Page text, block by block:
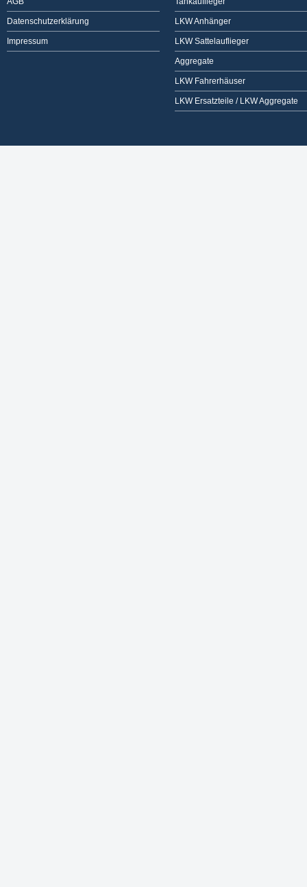
Datenschutzerklärung
Impressum
LKW Anhänger
LKW Sattelauflieger
Aggregate
LKW Fahrerhäuser
LKW Ersatzteile / LKW Aggregate